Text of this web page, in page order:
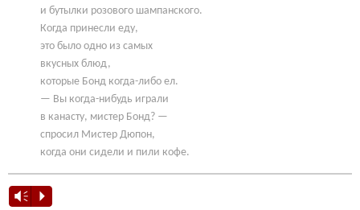
и бутылки розового шампанского.
Когда принесли еду,
это было одно из самых
вкусных блюд,
которые Бонд когда-либо ел.
— Вы когда-нибудь играли
в канасту, мистер Бонд? —
спросил Мистер Дюпон,
когда они сидели и пили кофе.
Vm P